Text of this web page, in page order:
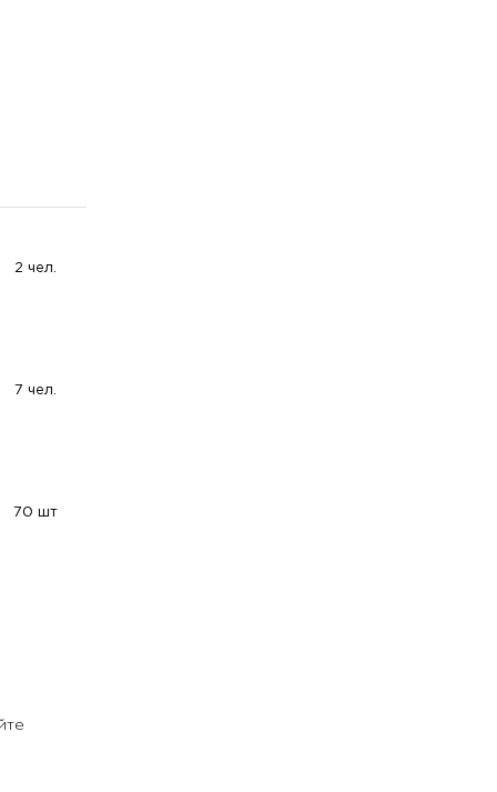
2 чел.
7 чел.
70 шт